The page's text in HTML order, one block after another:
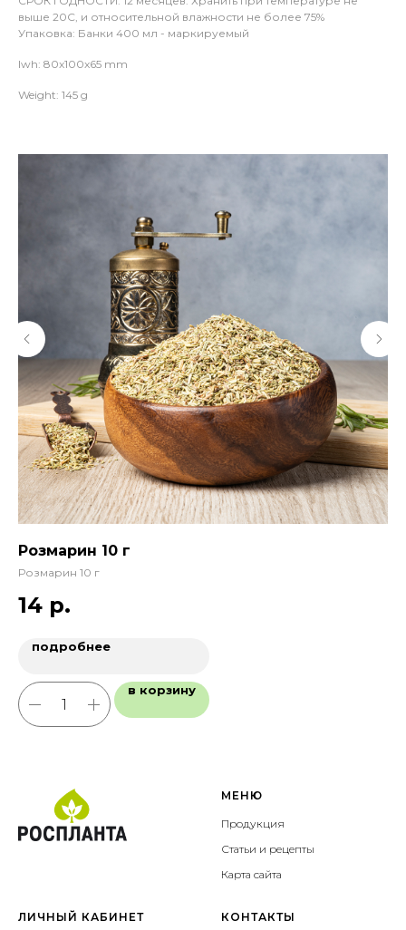
выше 20С, и относительной влажности не более 75%
Упаковка: Банки 400 мл - маркируемый
lwh: 80x100x65 mm
Weight: 145 g
Розмарин 10 г
Розмарин 10 г
14 р.
подробнее
в корзину
МЕНЮ
Продукция
Статьи и рецепты
Карта сайта
ЛИЧНЫЙ КАБИНЕТ КОНТАКТЫ